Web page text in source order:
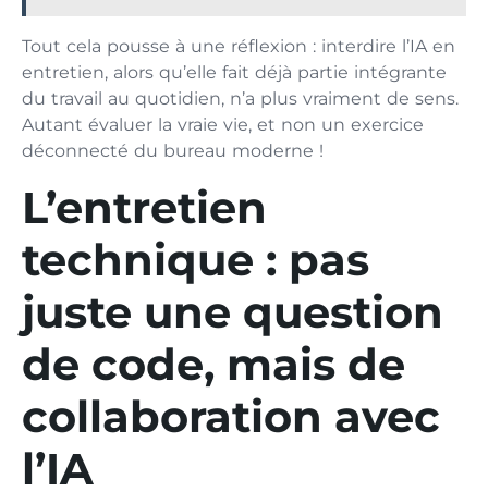
Tout cela pousse à une réflexion : interdire l’IA en
entretien, alors qu’elle fait déjà partie intégrante
du travail au quotidien, n’a plus vraiment de sens.
Autant évaluer la vraie vie, et non un exercice
déconnecté du bureau moderne !
L’entretien
technique : pas
juste une question
de code, mais de
collaboration avec
l’IA